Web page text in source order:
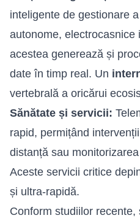
inteligente de gestionare
autonome, electrocasnice
acestea generează și
date în timp real. Un
vertebrală a oricărui
Sănătate și servicii:
rapid, permițând
distanță sau
Aceste servicii critice
și ultra-rapidă.
Conform studiilor